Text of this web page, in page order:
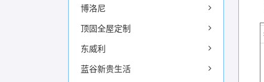
博洛尼
顶固全屋定制
东威利
蓝谷新贵生活